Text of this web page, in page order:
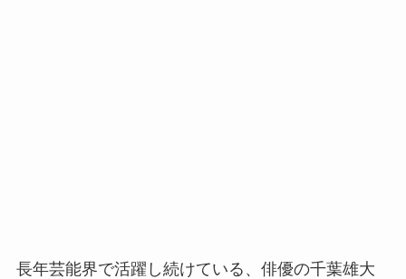
長年芸能界で活躍し続けている、俳優の千葉雄大